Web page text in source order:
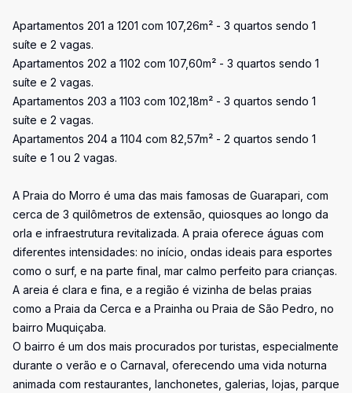
Apartamentos 201 a 1201 com 107,26m² - 3 quartos sendo 1
suíte e 2 vagas.
Apartamentos 202 a 1102 com 107,60m² - 3 quartos sendo 1
suíte e 2 vagas.
Apartamentos 203 a 1103 com 102,18m² - 3 quartos sendo 1
suíte e 2 vagas.
Apartamentos 204 a 1104 com 82,57m² - 2 quartos sendo 1
suíte e 1 ou 2 vagas.
A Praia do Morro é uma das mais famosas de Guarapari, com
cerca de 3 quilômetros de extensão, quiosques ao longo da
orla e infraestrutura revitalizada. A praia oferece águas com
diferentes intensidades: no início, ondas ideais para esportes
como o surf, e na parte final, mar calmo perfeito para crianças.
A areia é clara e fina, e a região é vizinha de belas praias
como a Praia da Cerca e a Prainha ou Praia de São Pedro, no
bairro Muquiçaba.
O bairro é um dos mais procurados por turistas, especialmente
durante o verão e o Carnaval, oferecendo uma vida noturna
animada com restaurantes, lanchonetes, galerias, lojas, parque